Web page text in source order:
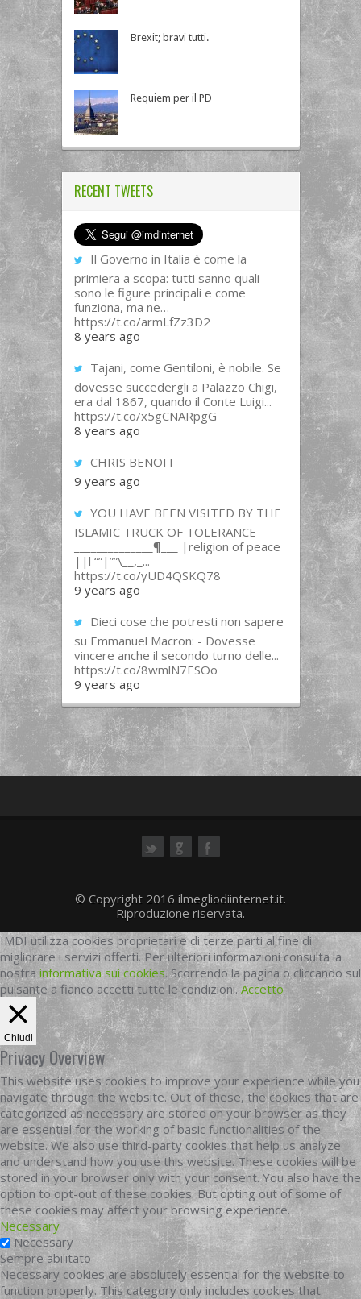
Brexit; bravi tutti.
Requiem per il PD
RECENT TWEETS
Il Governo in Italia è come la
primiera a scopa: tutti sanno quali
sono le figure principali e come
funziona, ma ne…
https://t.co/armLfZz3D2
8 years ago
Tajani, come Gentiloni, è nobile. Se
dovesse succedergli a Palazzo Chigi,
era dal 1867, quando il Conte Luigi...
https://t.co/x5gCNARpgG
8 years ago
CHRIS BENOIT
9 years ago
YOU HAVE BEEN VISITED BY THE
ISLAMIC TRUCK OF TOLERANCE
______________¶___ |religion of peace
||l “”|””\__,_...
https://t.co/yUD4QSKQ78
9 years ago
Dieci cose che potresti non sapere
su Emmanuel Macron: - Dovesse
vincere anche il secondo turno delle...
https://t.co/8wmlN7ESOo
9 years ago
© Copyright 2016 ilmegliodiinternet.it.
Riproduzione riservata.
IMDI utilizza cookies proprietari e di terze parti al fine di
migliorare i servizi offerti. Per ulteriori informazioni consulta la
nostrainformativa sui cookies. Scorrendo la pagina o cliccando sul
pulsante a fianco accetti tutte le condizioni. Accetto
Chiudi
Privacy Overview
This website uses cookies to improve your experience while you
navigate through the website. Out of these, the cookies that are
categorized as necessary are stored on your browser as they
are essential for the working of basic functionalities of the
website. We also use third-party cookies that help us analyze
and understand how you use this website. These cookies will be
stored in your browser only with your consent. You also have the
option to opt-out of these cookies. But opting out of some of
these cookies may affect your browsing experience.
Necessary
Necessary
Sempre abilitato
Necessary cookies are absolutely essential for the website to
function properly. This category only includes cookies that